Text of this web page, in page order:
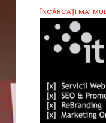
ÎNCĂRCAȚI MAI